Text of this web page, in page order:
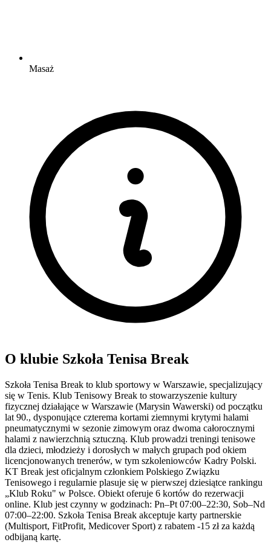
Masaż
O klubie Szkoła Tenisa Break
Szkoła Tenisa Break to klub sportowy w Warszawie, specjalizujący
się w Tenis. Klub Tenisowy Break to stowarzyszenie kultury
fizycznej działające w Warszawie (Marysin Wawerski) od początku
lat 90., dysponujące czterema kortami ziemnymi krytymi halami
pneumatycznymi w sezonie zimowym oraz dwoma całorocznymi
halami z nawierzchnią sztuczną. Klub prowadzi treningi tenisowe
dla dzieci, młodzieży i dorosłych w małych grupach pod okiem
licencjonowanych trenerów, w tym szkoleniowców Kadry Polski.
KT Break jest oficjalnym członkiem Polskiego Związku
Tenisowego i regularnie plasuje się w pierwszej dziesiątce rankingu
„Klub Roku" w Polsce. Obiekt oferuje 6 kortów do rezerwacji
online. Klub jest czynny w godzinach: Pn–Pt 07:00–22:30, Sob–Nd
07:00–22:00. Szkoła Tenisa Break akceptuje karty partnerskie
(Multisport, FitProfit, Medicover Sport) z rabatem -15 zł za każdą
odbijaną kartę.